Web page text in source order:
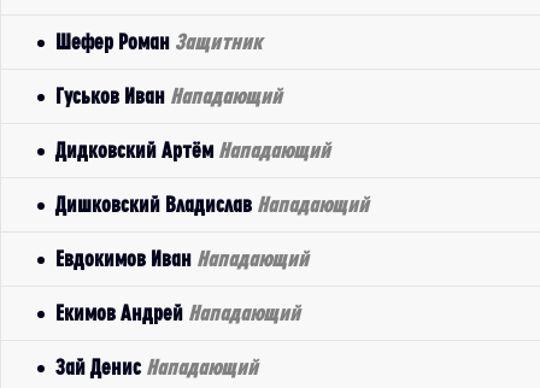
Шефер Роман Защитник
Гуськов Иван Нападающий
Дидковский Артём Нападающий
Дишковский Владислав Нападающий
Евдокимов Иван Нападающий
Екимов Андрей Нападающий
Зай Денис Нападающий